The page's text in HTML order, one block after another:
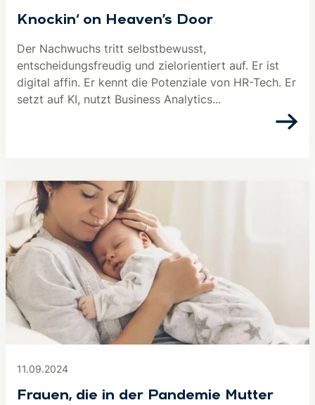
Knockin‘ on Heaven’s Door
Der Nachwuchs tritt selbstbewusst,
entscheidungsfreudig und zielorientiert auf. Er ist
digital affin. Er kennt die Potenziale von HR-Tech. Er
setzt auf KI, nutzt Business Analytics...
11.09.2024
Frauen, die in der Pandemie Mutter